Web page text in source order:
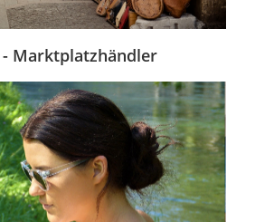
- Marktplatzhändler